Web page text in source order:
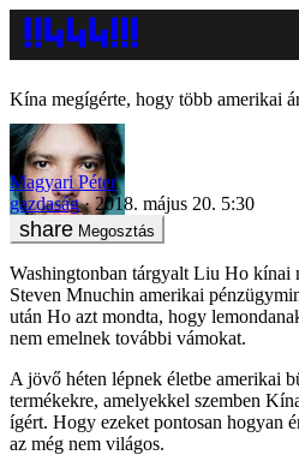
Kína megígérte, hogy több amerikai
Magyari Péter
gazdaság
2018. május 20. 5:30
Megosztás
Washingtonban tárgyalt Liu Ho kínai
Steven Mnuchin amerikai
után Ho azt mondta, hogy
nem emelnek további vámokat.
A jövő héten lépnek életbe amerikai
termékekre, amelyekkel szemben
ígért. Hogy ezeket pontosan hogyan
az még nem világos.